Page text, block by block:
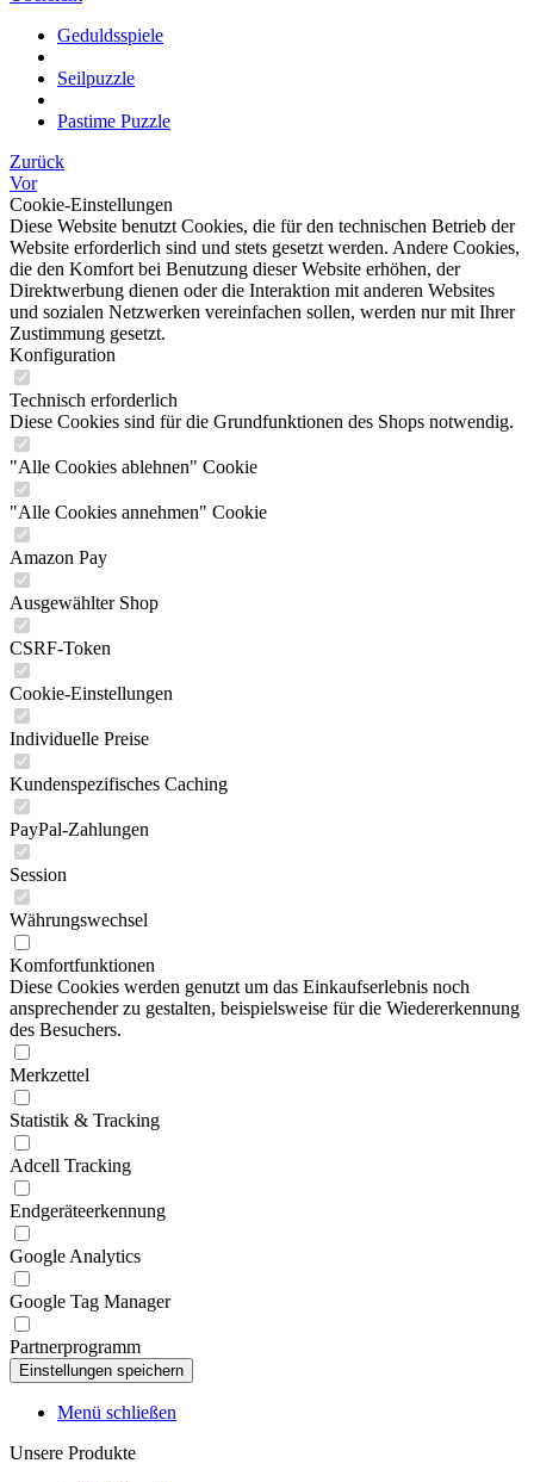
Geduldsspiele
Seilpuzzle
Pastime Puzzle
Zurück
Vor
Cookie-Einstellungen
Diese Website benutzt Cookies, die für den technischen Betrieb der
Website erforderlich sind und stets gesetzt werden. Andere Cookies,
die den Komfort bei Benutzung dieser Website erhöhen, der
Direktwerbung dienen oder die Interaktion mit anderen Websites
und sozialen Netzwerken vereinfachen sollen, werden nur mit Ihrer
Zustimmung gesetzt.
Konfiguration
Technisch erforderlich
Diese Cookies sind für die Grundfunktionen des Shops notwendig.
"Alle Cookies ablehnen" Cookie
"Alle Cookies annehmen" Cookie
Amazon Pay
Ausgewählter Shop
CSRF-Token
Cookie-Einstellungen
Individuelle Preise
Kundenspezifisches Caching
PayPal-Zahlungen
Session
Währungswechsel
Komfortfunktionen
Diese Cookies werden genutzt um das Einkaufserlebnis noch
ansprechender zu gestalten, beispielsweise für die Wiedererkennung
des Besuchers.
Merkzettel
Statistik & Tracking
Adcell Tracking
Endgeräteerkennung
Google Analytics
Google Tag Manager
Partnerprogramm
Menü schließen
Unsere Produkte